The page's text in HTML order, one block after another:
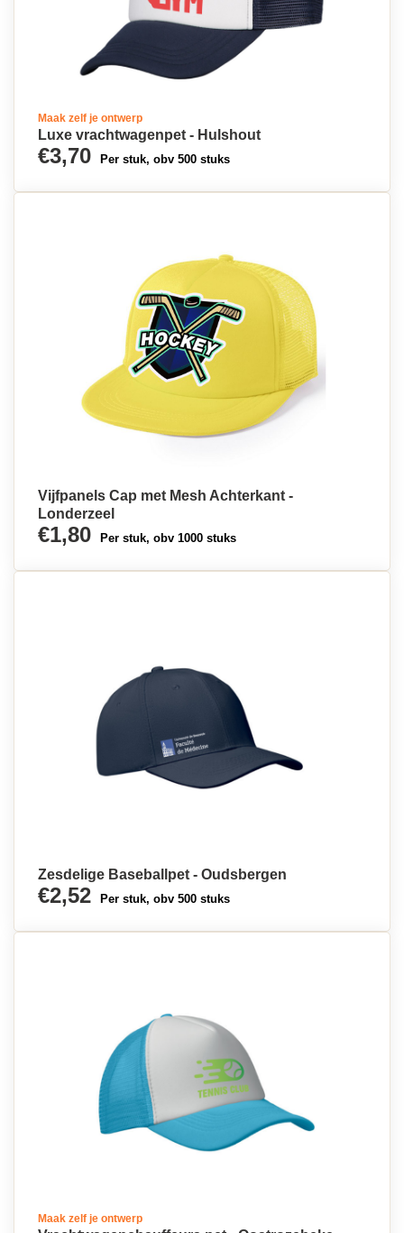
Maak zelf je ontwerp
Luxe vrachtwagenpet - Hulshout
€3,70 Per stuk, obv 500 stuks
Vijfpanels Cap met Mesh Achterkant -
Londerzeel
€1,80 Per stuk, obv 1000 stuks
Zesdelige Baseballpet - Oudsbergen
€2,52 Per stuk, obv 500 stuks
Maak zelf je ontwerp